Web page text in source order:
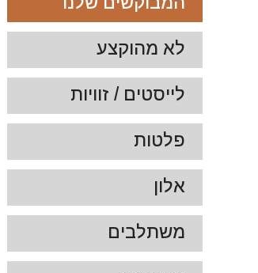
לא מהוקצע
לייסטים / זוויות
פלטות
אלון
משתלבים